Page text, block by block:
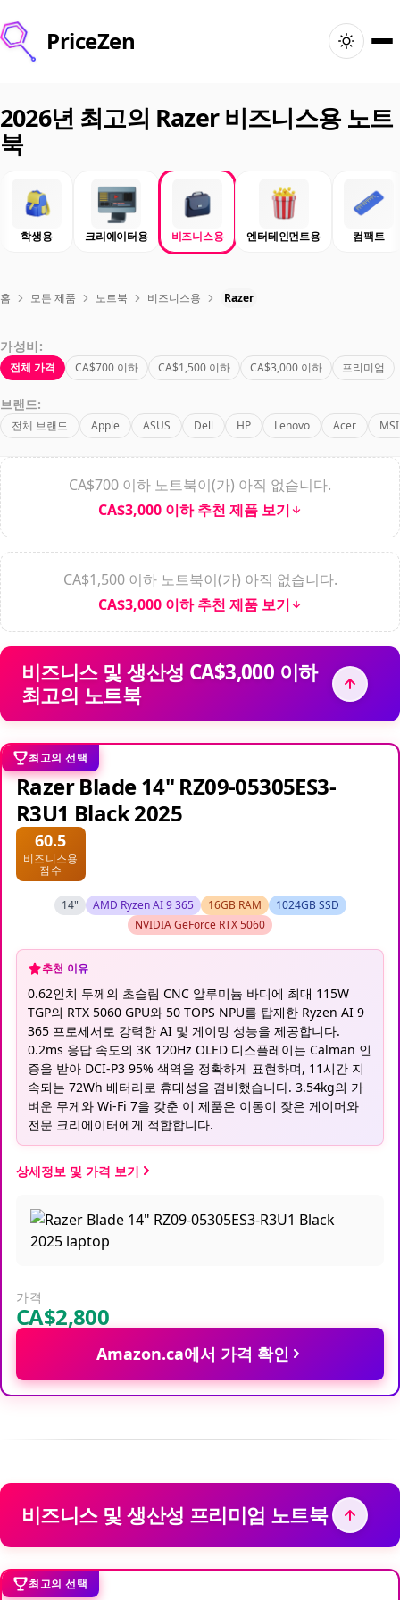
PriceZen
최고의 제품
특가
아티클
로그인
2026년 최고의 Razer 비즈니스용 노트
북
학생용 크리에이터용 비즈니스용 엔터테인먼트용 컴팩트
홈 모든 제품 노트북 비즈니스용 Razer
가성비:
전체 가격 CA$700 이하 CA$1,500 이하 CA$3,000 이하 프리미엄
브랜드:
전체 브랜드 Apple ASUS Dell HP Lenovo Acer MSI
CA$700 이하 노트북이(가) 아직 없습니다.
CA$3,000 이하 추천 제품 보기
CA$1,500 이하 노트북이(가) 아직 없습니다.
CA$3,000 이하 추천 제품 보기
비즈니스 및 생산성 CA$3,000 이하
최고의 노트북
최고의 선택
Razer Blade 14" RZ09-05305ES3-
R3U1 Black 2025
60.5
비즈니스용
점수
14" AMD Ryzen AI 9 365 16GB RAM
1024GB SSD
NVIDIA GeForce RTX 5060
추천 이유
0.62인치 두께의 초슬림 CNC 알루미늄 바디에 최대 115W
TGP의 RTX 5060 GPU와 50 TOPS NPU를 탑재한 Ryzen AI 9
365 프로세서로 강력한 AI 및 게이밍 성능을 제공합니다.
0.2ms 응답 속도의 3K 120Hz OLED 디스플레이는 Calman 인
증을 받아 DCI-P3 95% 색역을 정확하게 표현하며, 11시간 지
속되는 72Wh 배터리로 휴대성을 겸비했습니다. 3.54kg의 가
벼운 무게와 Wi-Fi 7을 갖춘 이 제품은 이동이 잦은 게이머와
전문 크리에이터에게 적합합니다.
상세정보 및 가격 보기
가격
CA$2,800
Amazon.ca에서 가격 확인
비즈니스 및 생산성 프리미엄 노트북
최고의 선택